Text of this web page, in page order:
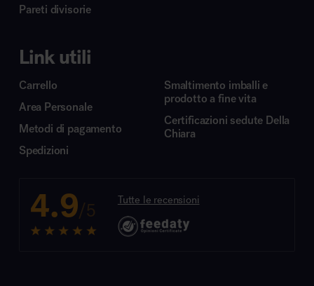
Pareti divisorie
Link utili
Carrello
Area Personale
Metodi di pagamento
Spedizioni
Smaltimento imballi e
prodotto a fine vita
Certificazioni sedute Della
Chiara
4.9/5 Tutte le recensioni